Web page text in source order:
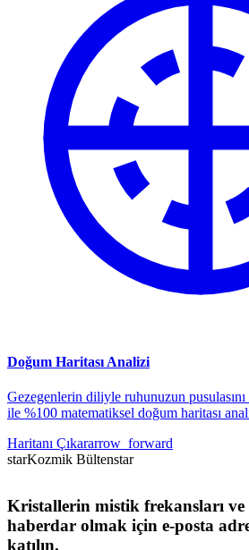
Doğum Haritası Analizi
Gezegenlerin diliyle ruhunuzun
ile %100 matematiksel doğum haritası
Haritanı Çıkararrow_forward
starKozmik Bültenstar
Kristallerin mistik frekansları ve
haberdar olmak için e-posta
katılın.